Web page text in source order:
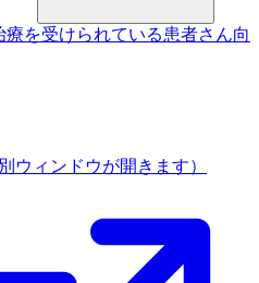
療を受けられている患者さん向
別ウィンドウが開きます）